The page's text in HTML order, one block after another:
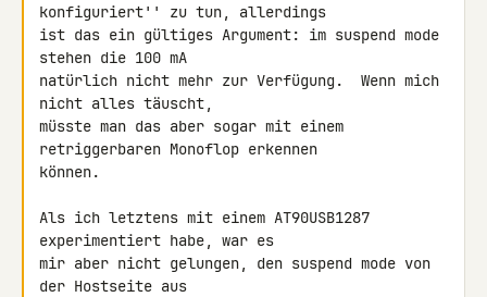
konfiguriert'' zu tun, allerdings
ist das ein gültiges Argument: im suspend mode
stehen die 100 mA
natürlich nicht mehr zur Verfügung.  Wenn mich
nicht alles täuscht,
müsste man das aber sogar mit einem
retriggerbaren Monoflop erkennen
können.
Als ich letztens mit einem AT90USB1287
experimentiert habe, war es
mir aber nicht gelungen, den suspend mode von
der Hostseite aus